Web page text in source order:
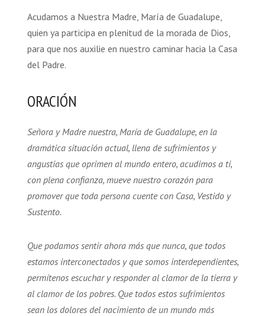
Acudamos a Nuestra Madre, María de Guadalupe,
quien ya participa en plenitud de la morada de Dios,
para que nos auxilie en nuestro caminar hacia la Casa
del Padre.
ORACIÓN
Señora y Madre nuestra, María de Guadalupe, en la
dramática situación actual, llena de sufrimientos y
angustias que oprimen al mundo entero, acudimos a ti,
con plena confianza, mueve nuestro corazón para
promover que toda persona cuente con Casa, Vestido y
Sustento.
Que podamos sentir ahora más que nunca, que todos
estamos interconectados y que somos interdependientes,
permítenos escuchar y responder al clamor de la tierra y
al clamor de los pobres. Que todos estos sufrimientos
sean los dolores del nacimiento de un mundo más